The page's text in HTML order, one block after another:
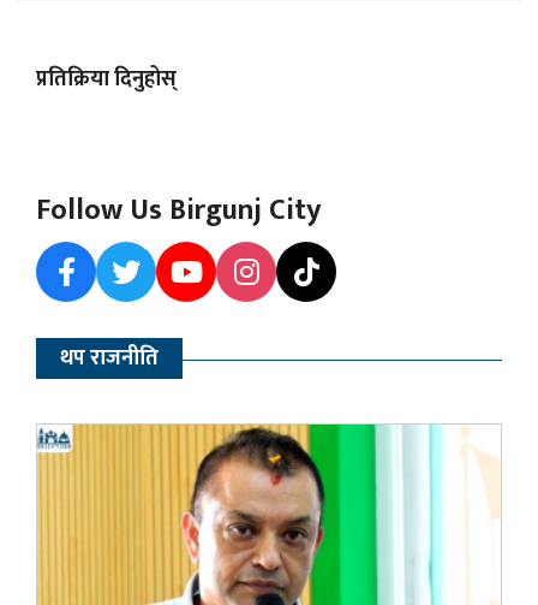
प्रतिक्रिया दिनुहोस्
Follow Us Birgunj City
थप राजनीति